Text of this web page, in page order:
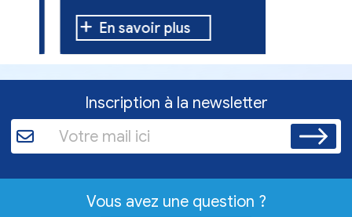
En savoir plus
Inscription à la newsletter
Vous avez une question ?